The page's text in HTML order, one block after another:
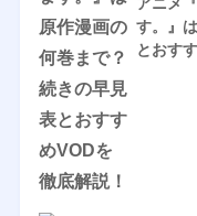
す。』
とおす